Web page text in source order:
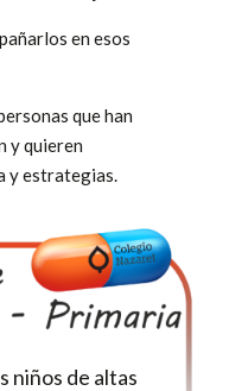
en esos
que han
y quieren
y estrategias.
niños de altas